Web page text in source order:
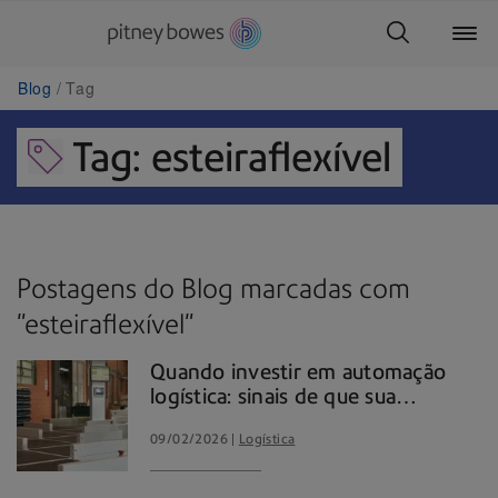
Blog Tag
Tag: esteiraflexível
Postagens do Blog marcadas com
"esteiraflexível"
Quando investir em automação
logística: sinais de que sua
09/02/2026 Logística